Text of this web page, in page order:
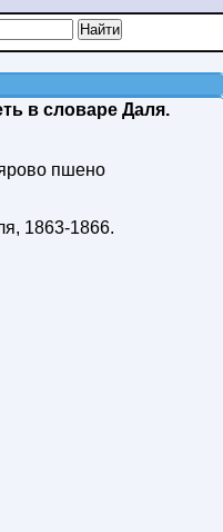
в словаре Даля.
пшено
, 1863-1866.